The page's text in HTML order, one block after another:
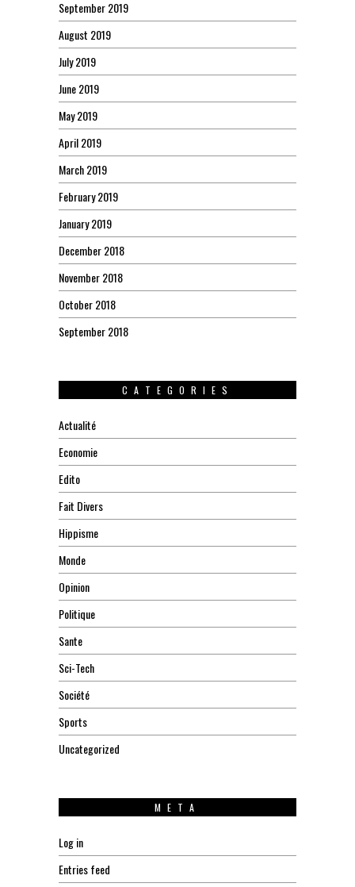
September 2019
August 2019
July 2019
June 2019
May 2019
April 2019
March 2019
February 2019
January 2019
December 2018
November 2018
October 2018
September 2018
CATEGORIES
Actualité
Economie
Edito
Fait Divers
Hippisme
Monde
Opinion
Politique
Sante
Sci-Tech
Société
Sports
Uncategorized
META
Log in
Entries feed